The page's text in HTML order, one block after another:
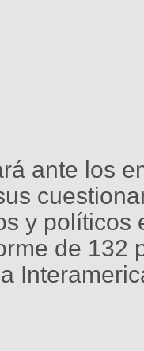
ante los
y políticos
de 132